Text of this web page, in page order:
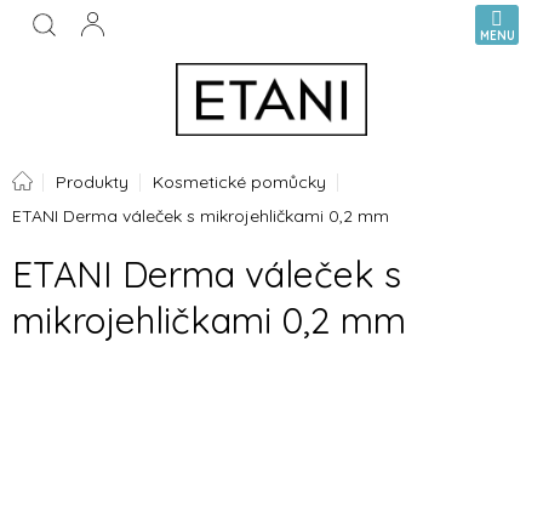
Přejít
KOŠÍK
DomůProdukty
Kosmetické pomůcky
ETANI Derma váleček s mikrojehličkami 0,2 mm
ETANI Derma váleček s
mikrojehličkami 0,2 mm